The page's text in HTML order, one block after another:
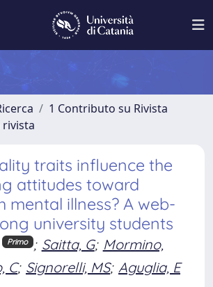
1 Contributo su Rivista
rivista
traits influence the
attitudes toward
mental illness? A web-
university students
Primo ; Saitta, G; Mormino,
C; Signorelli, MS; Aguglia, E